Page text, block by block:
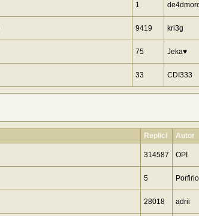
1
9419 kri3g
75 Jeka♥
33 CDI333
Replici Autor
314587 OPI
5
28018 adrii